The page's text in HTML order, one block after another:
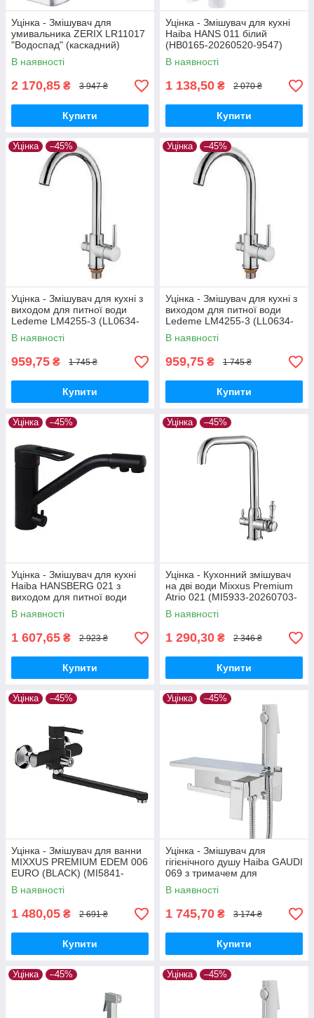
Уцінка - Змішувач для
умивальника ZERIX LR11017
"Водоспад" (каскадний)
(LL1025-20260626-10017)
В наявності
2 170,85 ₴ 3 947 ₴
Купити
Уцінка - Змішувач для кухні
Haiba HANS 011 білий
(HB0165-20260520-9547)
В наявності
1 138,50 ₴ 2 070 ₴
Купити
Уцінка –45%
Уцінка - Змішувач для кухні з
виходом для питної води
Ledeme LM4255-3 (LL0634-
20260729-10439)
В наявності
959,75 ₴ 1 745 ₴
Купити
Уцінка –45%
Уцінка - Змішувач для кухні з
виходом для питної води
Ledeme LM4255-3 (LL0634-
20260729-10664)
В наявності
959,75 ₴ 1 745 ₴
Купити
Уцінка –45%
Уцінка - Змішувач для кухні
Haiba HANSBERG 021 з
виходом для питної води
(чорний) (HB3915-20260604-
9472)
В наявності
1 607,65 ₴ 2 923 ₴
Купити
Уцінка –45%
Уцінка - Кухонний змішувач
на дві води Mixxus Premium
Atrio 021 (MI5933-20260703-
8307)
В наявності
1 290,30 ₴ 2 346 ₴
Купити
Уцінка –45%
Уцінка - Змішувач для ванни
MIXXUS PREMIUM EDEM 006
EURO (BLACK) (MI5841-
20260622-8040)
В наявності
1 480,05 ₴ 2 691 ₴
Купити
Уцінка –45%
Уцінка - Змішувач для
гігієнічного душу Haiba GAUDI
069 з тримачем для
туалетного паперу (HB9596-
20260703-8218)
В наявності
1 745,70 ₴ 3 174 ₴
Купити
Уцінка –45% Уцінка –45%